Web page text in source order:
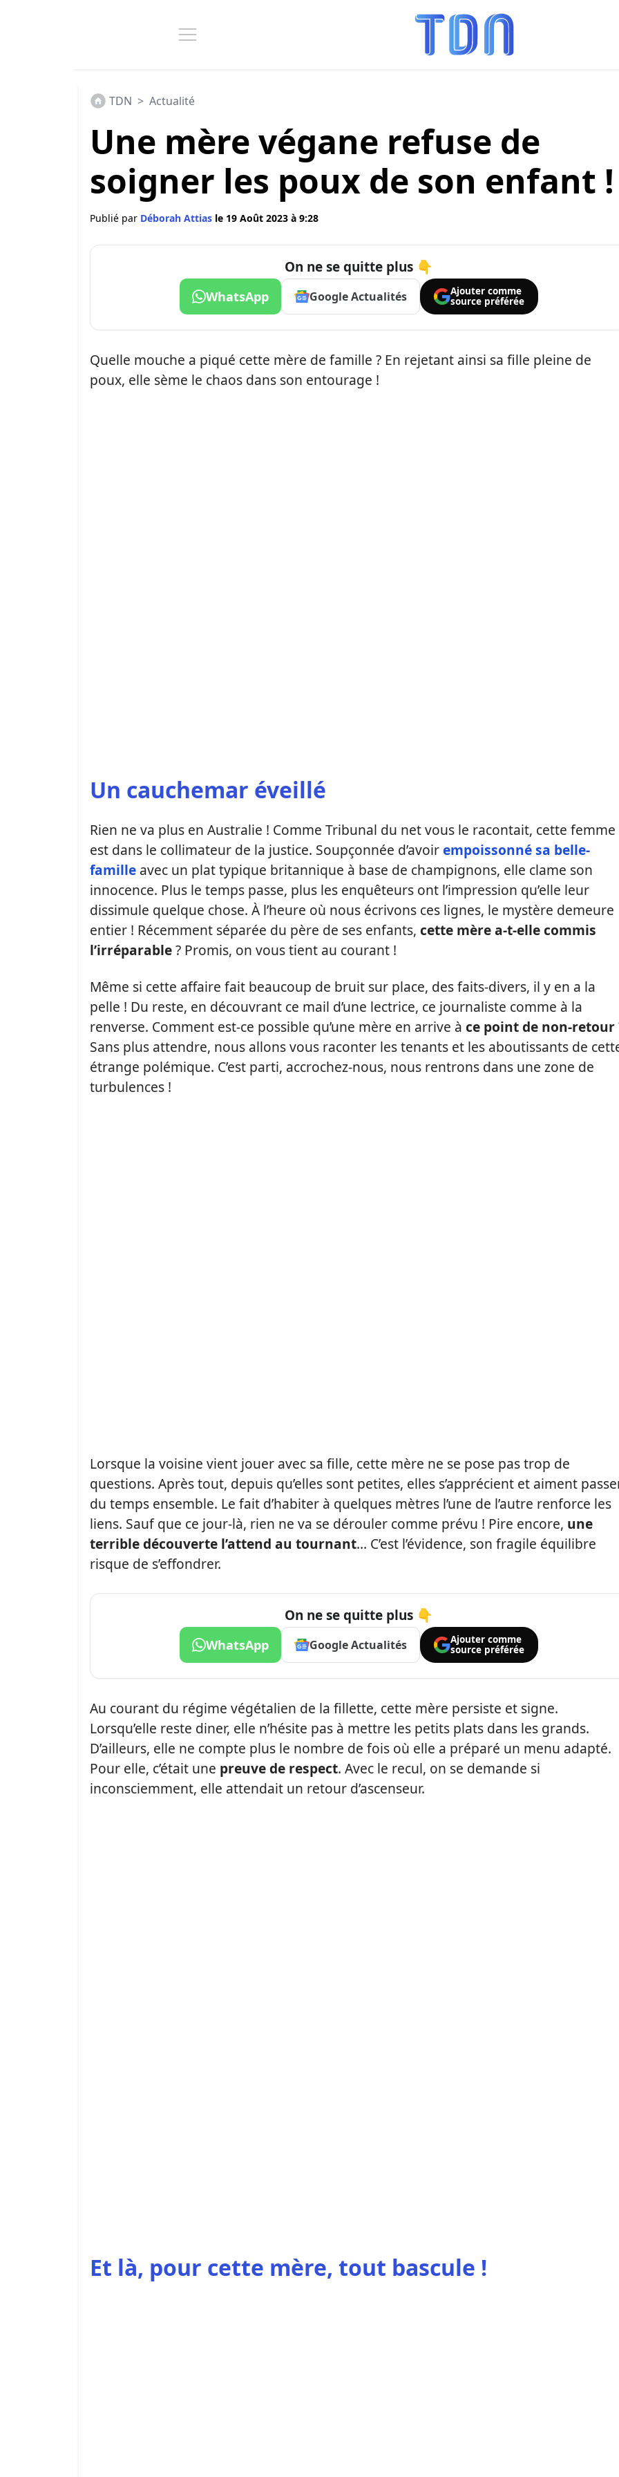
TDN > Actualité
Une mère végane refuse de
soigner les poux de son enfant !
Publié par Déborah Attias le 19 Août 2023 à 9:28
On ne se quitte plus 👇
WhatsApp Google Actualités
Ajouter comme
source préférée
Quelle mouche a piqué cette mère de famille ? En rejetant ainsi sa fille pleine de
poux, elle sème le chaos dans son entourage !
Un cauchemar éveillé
Rien ne va plus en Australie ! Comme Tribunal du net vous le racontait, cette femme
est dans le collimateur de la justice. Soupçonnée d’avoirempoissonné sa belle-
famille avec un plat typique britannique à base de champignons, elle clame son
innocence. Plus le temps passe, plus les enquêteurs ont l’impression qu’elle leur
dissimule quelque chose. À l’heure où nous écrivons ces lignes, le mystère demeure
entier ! Récemment séparée du père de ses enfants, cette mère a-t-elle commis
l’irréparable? Promis, on vous tient au courant !
Même si cette affaire fait beaucoup de bruit sur place, des faits-divers, il y en a la
pelle ! Du reste, en découvrant ce mail d’une lectrice, ce journaliste comme à la
renverse. Comment est-ce possible qu’une mère en arrive à ce point de non-retour
Sans plus attendre, nous allons vous raconter les tenants et les aboutissants de
étrange polémique. C’est parti, accrochez-nous, nous rentrons dans une zone de
turbulences !
Lorsque la voisine vient jouer avec sa fille, cette mère ne se pose pas trop de
questions. Après tout, depuis qu’elles sont petites, elles s’apprécient et aiment
du temps ensemble. Le fait d’habiter à quelques mètres l’une de l’autre renforce les
liens. Sauf que ce jour-là, rien ne va se dérouler comme prévu ! Pire encore, une
terrible découverte l’attend au tournant… C’est l’évidence, son fragile équilibre
risque de s’effondrer.
On ne se quitte plus 👇
WhatsApp Google Actualités
Ajouter comme
source préférée
Au courant du régime végétalien de la fillette, cette mère persiste et signe.
Lorsqu’elle reste diner, elle n’hésite pas à mettre les petits plats dans les grands.
D’ailleurs, elle ne compte plus le nombre de fois où elle a préparé un menu adapté.
Pour elle, c’était une preuve de respect. Avec le recul, on se demande si
inconsciemment, elle attendait un retour d’ascenseur.
Et là, pour cette mère, tout bascule !